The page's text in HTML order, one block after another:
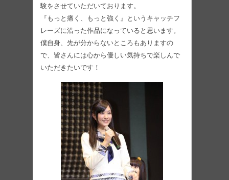
験をさせていただいております。
『もっと痛く、もっと強く』というキャッチフ
レーズに沿った作品になっていると思います。
僕自身、先が分からないところもありますの
で、皆さんには心から優しい気持ちで楽しんで
いただきたいです！